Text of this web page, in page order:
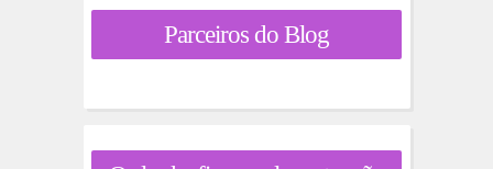
Parceiros do Blog